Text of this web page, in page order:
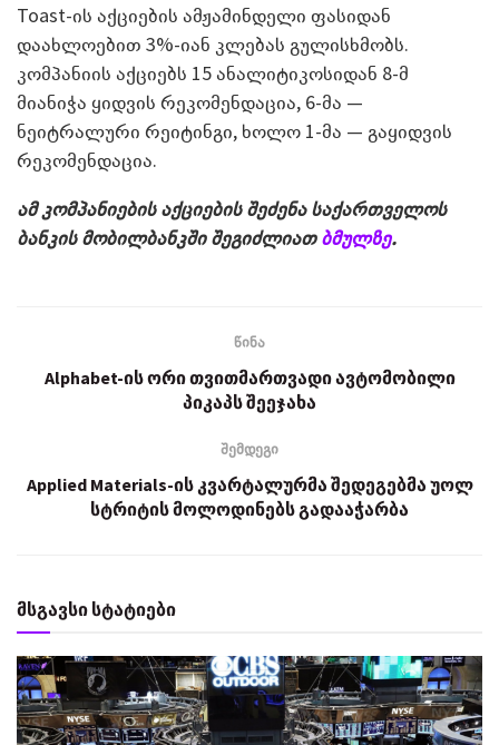
Toast-ის აქციების ამჟამინდელი ფასიდან
დაახლოებით 3%-იან კლებას გულისხმობს.
კომპანიის აქციებს 15 ანალიტიკოსიდან 8-მ
მიანიჭა ყიდვის რეკომენდაცია, 6-მა —
ნეიტრალური რეიტინგი, ხოლო 1-მა — გაყიდვის
რეკომენდაცია.
ამ კომპანიების აქციების შეძენა საქართველოს
ბანკის მობილბანკში შეგიძლიათბმულზე.
წინა
Alphabet-ის ორი თვითმართვადი ავტომობილი
პიკაპს შეეჯახა
შემდეგი
Applied Materials-ის კვარტალურმა შედეგებმა უოლ
სტრიტის მოლოდინებს გადააჭარბა
მსგავსი სტატიები